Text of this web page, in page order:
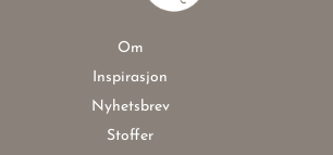
Om
Inspirasjon
Nyhetsbrev
Stoffer